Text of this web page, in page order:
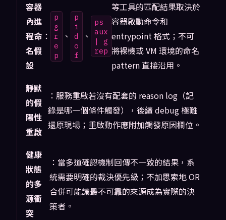
容器
內進
程命
名假
設
：
p
g
r
e
p
、
p
i
d
o
f
、
ps
aux
| g
rep
等工具的匹配結果取決於
容器啟動命令和
entrypoint 格式；不可
將裸機或 VM 環境的命名
pattern 直接沿用。
靜默
的假
陽性
重啟
：服務重啟若沒有配套的 reason log（記
錄是哪一個條件觸發），後續 debug 極難
還原現場；重啟動作應附加觸發原因欄位。
健康
狀態
的多
源衝
突
：當多道確認機制回傳不一致的結果，系
統需要明確的裁決優先級；不加思索地 OR
合併可能讓最不可靠的來源成為實際的決
策者。